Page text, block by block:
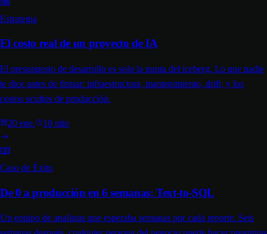
Estrategia
El costo real de un proyecto de IA
El presupuesto de desarrollo es solo la punta del iceberg. Lo que nadie
te dice antes de firmar: infraestructura, mantenimiento, drift, y los
costos ocultos de producción.
20 ene. 10 min
Caso de Éxito
De 0 a producción en 6 semanas: Text-to-SQL
Un equipo de analistas que esperaba semanas por cada reporte. Seis